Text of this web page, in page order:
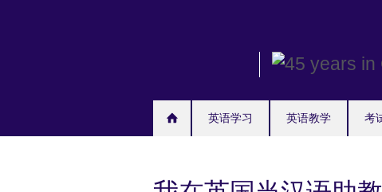
英语学习 英语教学 考